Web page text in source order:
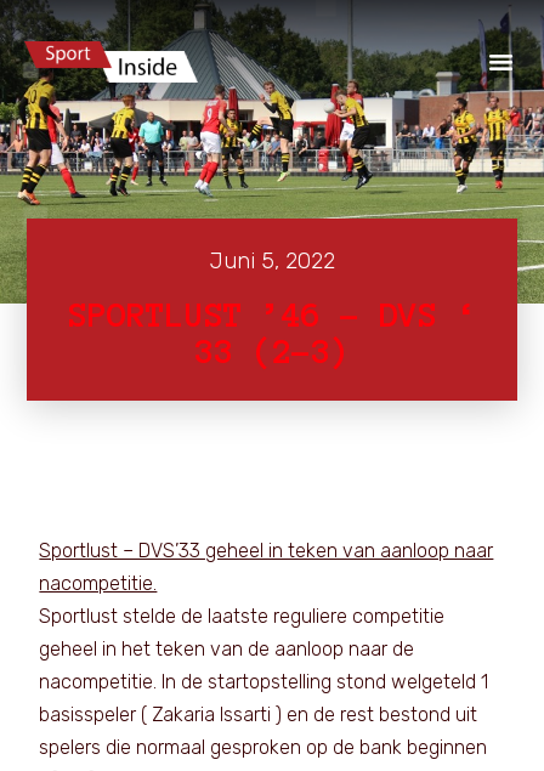
Juni 5, 2022
SPORTLUST ’46 – DVS ‘
33 (2-3)
Sportlust – DVS’33 geheel in teken van aanloop naar
nacompetitie.
Sportlust stelde de laatste reguliere competitie
geheel in het teken van de aanloop naar de
nacompetitie. In de startopstelling stond welgeteld 1
basisspeler ( Zakaria Issarti ) en de rest bestond uit
spelers die normaal gesproken op de bank beginnen